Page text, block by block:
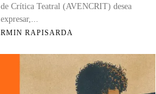
Crítica Teatral (AVENCRIT) desea
expresar,...
RAPISARDA